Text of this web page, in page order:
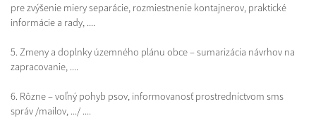
pre zvýšenie miery separácie, rozmiestnenie kontajnerov, praktické
informácie a rady, ....
5. Zmeny a doplnky územného plánu obce – sumarizácia návrhov na
zapracovanie, ....
6. Rôzne – voľný pohyb psov, informovanosť prostredníctvom sms
správ /mailov, .../ ....